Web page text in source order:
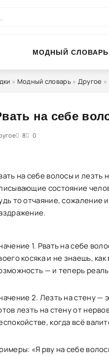
МОДНЫЙ СЛОВАРЬ
» Модный словарь» Другое
на себе
8 0
3 4 5
на себе волосы и лезть
состояние
то отчаяние, сожаление
1. Рвать на себе
косяка и не знаешь,
— и теперь
2. Лезть на стену —
лезть на стену от
когда всё
«Я рву на себе